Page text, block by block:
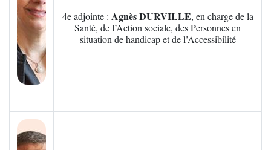
4e adjointe : Agnès DURVILLE, en charge de la
Santé, de l’Action sociale, des Personnes en
situation de handicap et de l’Accessibilité